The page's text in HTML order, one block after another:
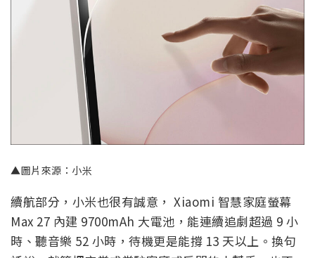
▲圖片來源：小米
續航部分，小米也很有誠意， Xiaomi 智慧家庭螢幕
Max 27 內建 9700mAh 大電池，能連續追劇超過 9 小
時、聽音樂 52 小時，待機更是能撐 13 天以上。換句